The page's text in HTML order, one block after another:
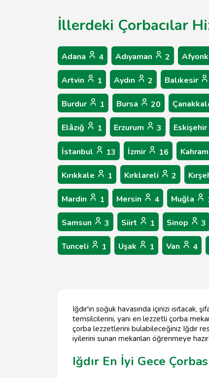
İllerdeki Çorbacılar
Adana 4 Adıyaman 2
Artvin 1 Aydın 2 Balıkesir
Burdur 1 Bursa 20
Elâzığ 1 Erzurum 3 Eskişehir
İstanbul 13 İzmir 16
Kırıkkale 1 Kırklareli 2
Mardin 1 Mersin 4 Muğla
Samsun 3 Siirt 1 Sinop 3
Tunceli 1 Uşak 1 Van 4
Iğdır'ın soğuk havasında içinizi
temsilcilerini, yani en lezzetli çorba
çorba lezzetlerini bulabileceğiniz Iğdır
iyilerini sunan mekanları öğrenmeye hazır
Iğdır En İyi Gece